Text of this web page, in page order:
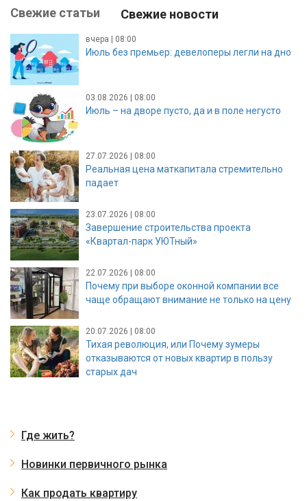
Свежие статьи Свежие новости
вчера | 08:00
Июль без премьер: девелоперы легли на дно
03.08.2026 | 08:00
Июль – на дворе пусто, да и в поле негусто
27.07.2026 | 08:00
Реальная цена маткапитала стремительно
падает
23.07.2026 | 08:00
Завершение строительства проекта
«Квартал-парк УЮТный»
22.07.2026 | 08:00
Почему при выборе оконной компании все
чаще обращают внимание не только на цену
20.07.2026 | 08:00
Тихая революция, или Почему зумеры
отказываются от новых квартир в пользу
старых дач
Где жить?
Новинки первичного рынка
Как продать квартиру